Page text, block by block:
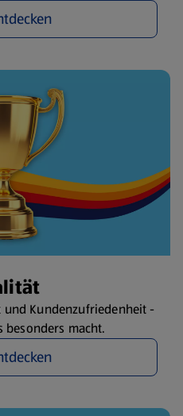
Kundenzufriedenheit -
besonders macht.